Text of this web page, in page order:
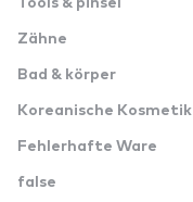
Tools & pinsel
Zähne
Bad & körper
Koreanische Kosmetik
Fehlerhafte Ware
false